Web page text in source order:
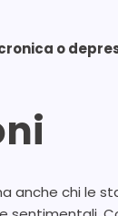
o
anche chi le